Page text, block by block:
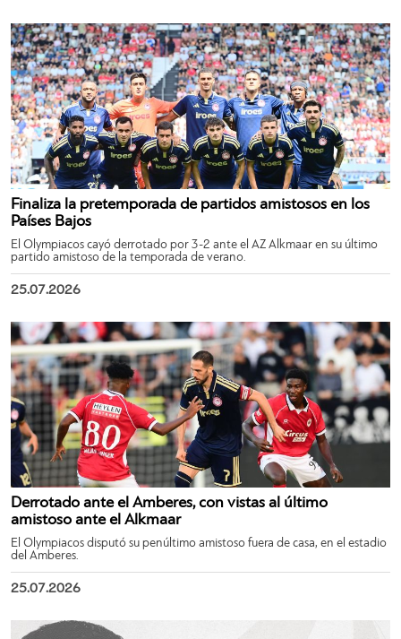
Finaliza la pretemporada de partidos amistosos en los
Países Bajos
El Olympiacos cayó derrotado por 3-2 ante el AZ Alkmaar en su último
partido amistoso de la temporada de verano.
25.07.2026
Derrotado ante el Amberes, con vistas al último
amistoso ante el Alkmaar
El Olympiacos disputó su penúltimo amistoso fuera de casa, en el estadio
del Amberes.
25.07.2026